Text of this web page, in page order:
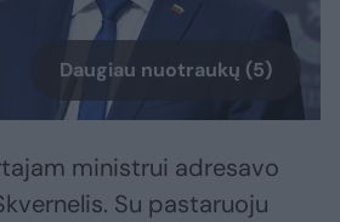
Daugiau nuotraukų (5)
ministrui adresavo
Su pastaruoju